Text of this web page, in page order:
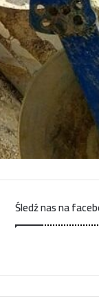
Śledź nas na